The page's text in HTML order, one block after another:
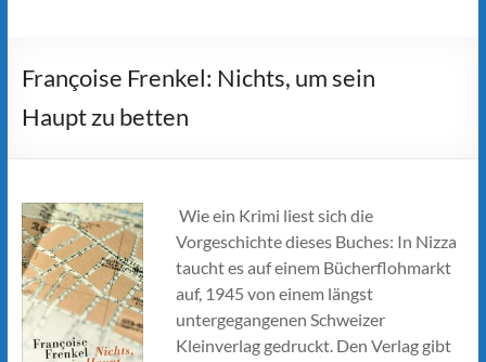
Françoise Frenkel: Nichts, um sein
Haupt zu betten
Wie ein Krimi liest sich die
Vorgeschichte dieses Buches: In Nizza
taucht es auf einem Bücherflohmarkt
auf, 1945 von einem längst
untergegangenen Schweizer
Kleinverlag gedruckt. Den Verlag gibt